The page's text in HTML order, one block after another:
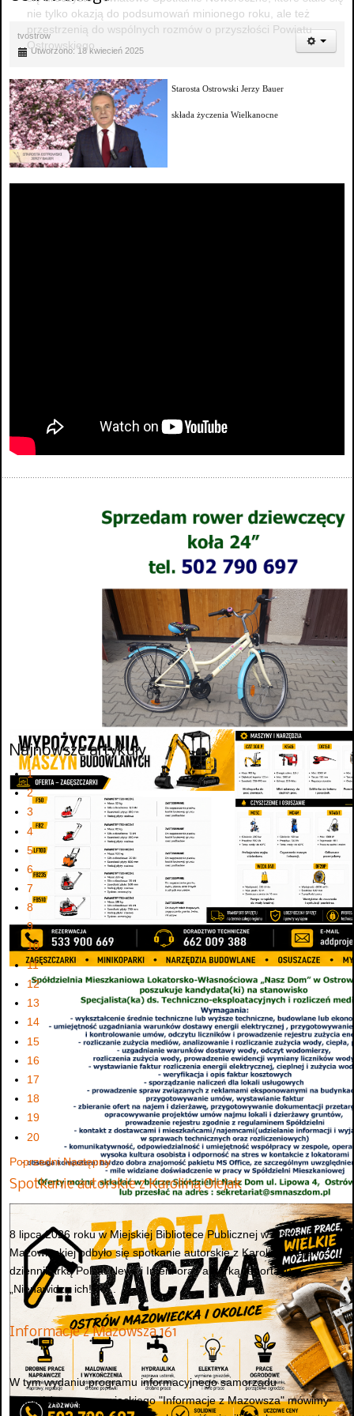
nie tylko okazją do podsumowań minionego roku, ale też
przestrzenią do wspólnych rozmów o przyszłości Powiatu
Ostrowskiego.
tvostrow
Utworzono: 18 kwiecień 2025
Starosta Ostrowski Jerzy Bauer
składa życzenia Wielkanocne
Najnowsze artykuły
1
2
3
4
5
6
7
8
9
10
11
12
13
14
15
16
17
18
19
20
Poprzedni Następny
Spotkanie autorskie z Karoliną Olejak
8 lipca 2026 roku w Miejskiej Bibliotece Publicznej w Ostrowi
Mazowieckiej odbyło się spotkanie autorskie z Karoliną Olejak –
dziennikarką Polsat News i Interii oraz autorką reportażu
„Nienawidzę ich! To...
Informacje z Mazowsza 161
W tym wydaniu programu informacyjnego samorządu
województwa mazowieckiego "Informacje z Mazowsza" mówimy